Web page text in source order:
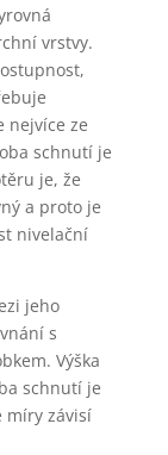
vrstvy.
nejvíce ze
schnutí je
je, že
a proto je
nivelační
jeho
s
Výška
schnutí je
míry závisí